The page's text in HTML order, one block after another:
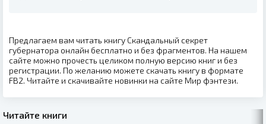
Предлагаем вам читать книгу Скандальный секрет
губернатора онлайн бесплатно и без фрагментов. На нашем
сайте можно прочесть целиком полную версию книг и без
регистрации. По желанию можете скачать книгу в формате
FB2. Читайте и скачивайте новинки на сайте Мир фэнтези.
Читайте книги